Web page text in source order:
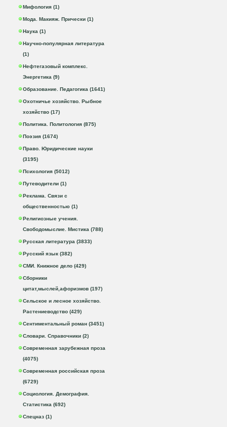
Мифология (1)
Мода. Макияж. Прически (1)
Наука (1)
Научно-популярная литература
(1)
Нефтегазовый комплекс.
Энергетика (9)
Образование. Педагогика (1641)
Охотничье хозяйство. Рыбное
хозяйство (17)
Политика. Политология (875)
Поэзия (1674)
Право. Юридические науки
(3195)
Психология (5012)
Путеводители (1)
Реклама. Связи с
общественностью (1)
Религиозные учения.
Свободомыслие. Мистика (788)
Русская литература (3833)
Русский язык (382)
СМИ. Книжное дело (429)
Сборники
цитат,мыслей,афоризмов (197)
Сельское и лесное хозяйство.
Растениеводство (429)
Сентиментальный роман (3451)
Словари. Справочники (2)
Современная зарубежная проза
(4075)
Современная российская проза
(6729)
Социология. Демография.
Статистика (692)
Спецназ (1)